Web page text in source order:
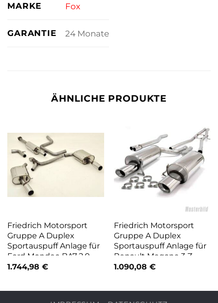
MARKE Fox
GARANTIE 24 Monate
ÄHNLICHE PRODUKTE
Friedrich Motorsport
Gruppe A Duplex
Sportauspuff Anlage für
Ford Mondeo BA7 2.0
991227T-X
1.744,98 €
Friedrich Motorsport
Gruppe A Duplex
Sportauspuff Anlage für
Renault Megane 3 Z
991911T-X
1.090,08 €